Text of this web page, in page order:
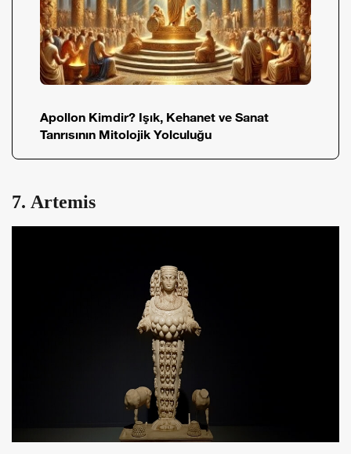
Apollon Kimdir? Işık, Kehanet ve Sanat
Tanrısının Mitolojik Yolculuğu
7. Artemis